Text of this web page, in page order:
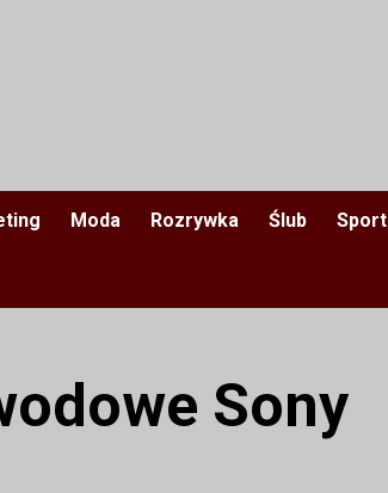
Moda Rozrywka Ślub Sport
Sony